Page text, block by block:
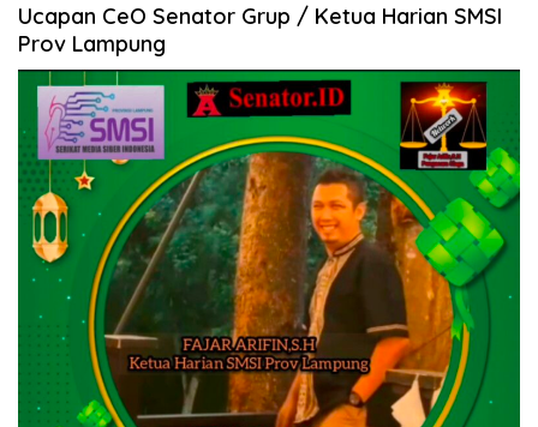
Ucapan CeO Senator Grup / Ketua Harian SMSI
Prov Lampung